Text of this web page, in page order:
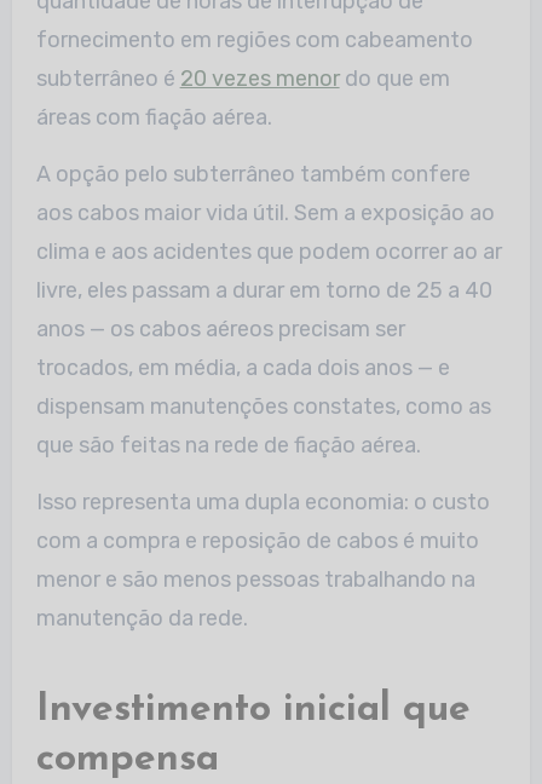
fornecimento em regiões com cabeamento
subterrâneo é 20 vezes menordo que em
áreas com fiação aérea.
A opção pelo subterrâneo também confere
aos cabos maior vida útil. Sem a exposição ao
clima e aos acidentes que podem ocorrer ao ar
livre, eles passam a durar em torno de 25 a 40
anos — os cabos aéreos precisam ser
trocados, em média, a cada dois anos — e
dispensam manutenções constates, como as
que são feitas na rede de fiação aérea.
Isso representa uma dupla economia: o custo
com a compra e reposição de cabos é muito
menor e são menos pessoas trabalhando na
manutenção da rede.
Investimento inicial que
compensa